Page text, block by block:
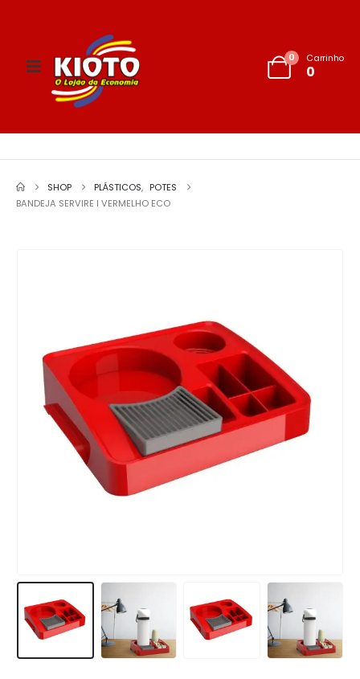
0 Carrinho
0
SHOP PLÁSTICOS, POTES
BANDEJA SERVIRE I VERMELHO ECO